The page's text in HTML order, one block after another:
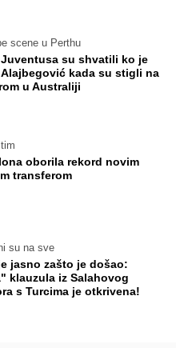
scene u Perthu
su shvatili ko je
Alajbegović kada su stigli na
u Australiji
oborila rekord novim
transferom
su na sve
jasno zašto je došao:
klauzula iz Salahovog
s Turcima je otkrivena!